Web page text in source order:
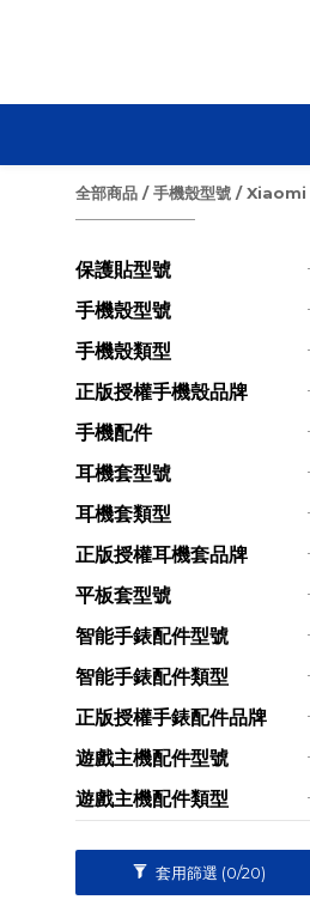
全部商品 /手機殼型號 /Xiaomi
保護貼型號
手機殼型號
手機殼類型
正版授權手機殼品牌
手機配件
耳機套型號
耳機套類型
正版授權耳機套品牌
平板套型號
智能手錶配件型號
智能手錶配件類型
正版授權手錶配件品牌
遊戲主機配件型號
遊戲主機配件類型
套用篩選 (0/20)